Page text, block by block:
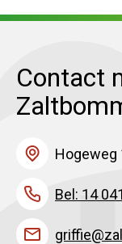
Contact
Hogeweg
Bel: 14